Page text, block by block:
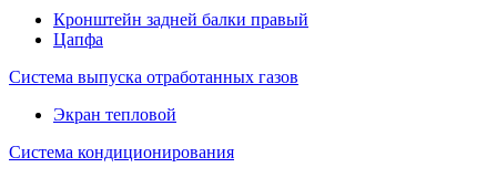
Кронштейн задней балки правый
Цапфа
Система выпуска отработанных газов
Экран тепловой
Система кондиционирования